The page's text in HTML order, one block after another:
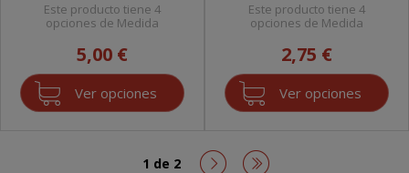
Este producto tiene 4
opciones de Medida
5,00 €
Ver opciones
Este producto tiene 4
opciones de Medida
2,75 €
Ver opciones
1 de 2